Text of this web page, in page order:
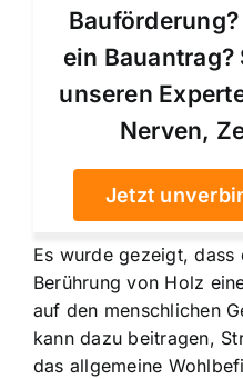
ein
unseren
Nerven,
Jetzt
Es wurde gezeigt,
Berührung von Holz
auf den menschlichen
kann dazu beitragen,
das allgemeine